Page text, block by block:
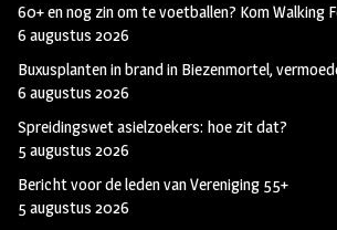
60+ en nog zin om te voetballen? Kom Walking
6 augustus 2026
Buxusplanten in brand in Biezenmortel,
6 augustus 2026
Spreidingswet asielzoekers: hoe zit dat?
5 augustus 2026
Bericht voor de leden van Vereniging 55+
5 augustus 2026